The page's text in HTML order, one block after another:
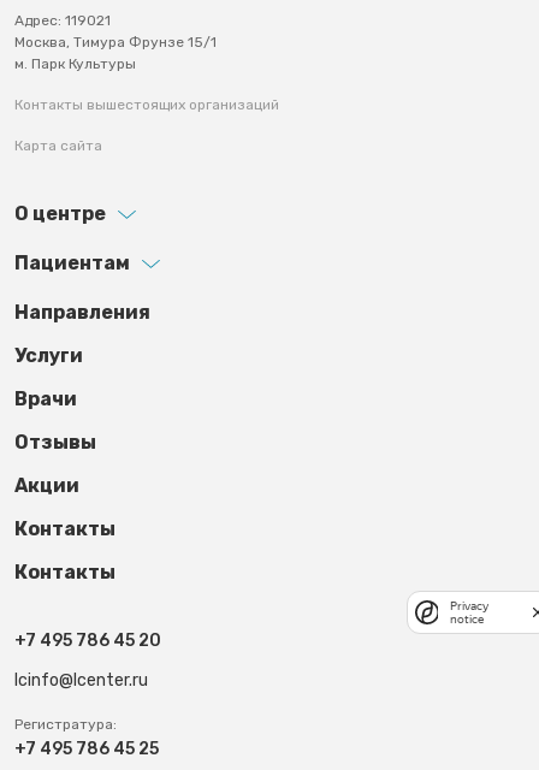
Адрес: 119021
Москва, Тимура Фрунзе 15/1
м. Парк Культуры
Контакты вышестоящих организаций
Карта сайта
О центре
Пациентам
Footer third
Направления
Услуги
Врачи
Отзывы
Акции
Контакты
Контакты
+7 495 786 45 20
lcinfo@lcenter.ru
Регистратура:
+7 495 786 45 25
Privacy
notice